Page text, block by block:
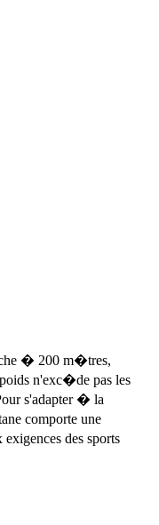
� 200 m�tres,
n'exc�de pas les
s'adapter � la
comporte une
des sports